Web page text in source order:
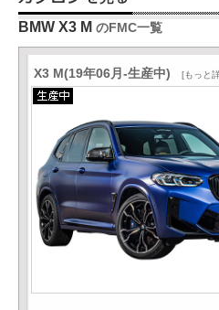
BMW X3 M のFMC一覧
X3 M(19年06月-生産中) [もっと